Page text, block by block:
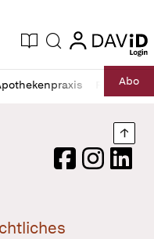
Ausgabe
Suche login
login
RechtAbo
FacebookInstagram